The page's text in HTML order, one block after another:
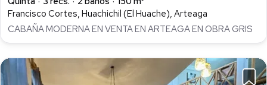
Francisco Cortes, Huachichil (El Huache), Arteaga
CABAÑA MODERNA EN VENTA EN ARTEAGA EN OBRA GRIS